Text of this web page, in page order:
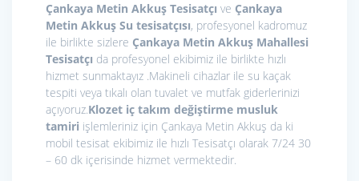
Çankaya Metin Akkuş Tesisatçı ve Çankaya
Metin Akkuş Su tesisatçısı, profesyonel kadromuz
ile birlikte sizlere Çankaya Metin Akkuş Mahallesi
Tesisatçı da profesyonel ekibimiz ile birlikte hızlı
hizmet sunmaktayız .Makineli cihazlar ile su kaçak
tespiti veya tıkalı olan tuvalet ve mutfak giderlerinizi
açıyoruz.Klozet iç takım değiştirme musluk
tamiri işlemleriniz için Çankaya Metin Akkuş da ki
mobil tesisat ekibimiz ile hızlı Tesisatçı olarak 7/24 30
– 60 dk içerisinde hizmet vermektedir.